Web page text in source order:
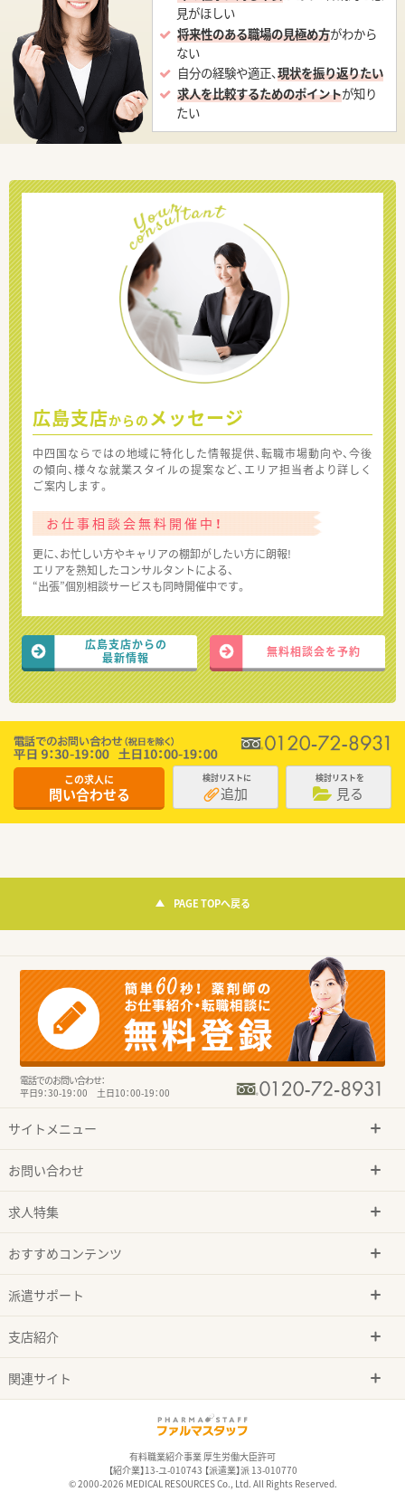
見がほしい
将来性のある職場の見極め方がわから
ない
自分の経験や適正、現状を振り返りたい
求人を比較するためのポイントが知り
たい
広島支店からの メッセージ
中四国ならではの地域に特化した情報提供、転職市場動向や、今後
の傾向、様々な就業スタイルの提案など、エリア担当者より詳しく
ご案内します。
お仕事相談会無料開催中！
更に、お忙しい方やキャリアの棚卸がしたい方に朗報!
エリアを熟知したコンサルタントによる、
“出張”個別相談サービスも同時開催中です。
広島支店からの
最新情報
無料相談会を予約
この求人に
問い合わせる
検討リストに
追加
検討リストを
見る
PAGE TOPへ戻る
電話でのお問い合わせ：
平日9：30-19：00 土日10：00-19：00
サイトメニュー
お問い合わせ
求人特集
おすすめコンテンツ
派遣サポート
支店紹介
関連サイト
有料職業紹介事業 厚生労働大臣許可
【紹介業】13-ユ-010743 【派遣業】派 13-010770
© 2000-2026 MEDICAL RESOURCES Co., Ltd. All Rights Reserved.